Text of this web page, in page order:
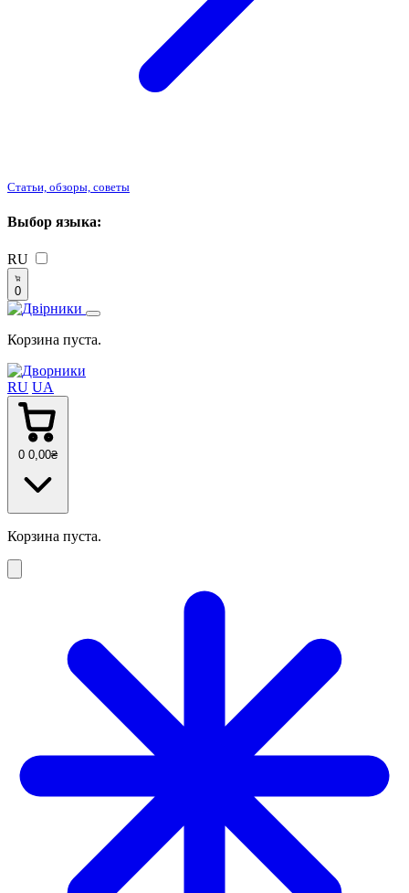
Статьи, обзоры, советы
Выбор языка:
RU
0
Корзина пуста.
RU UA
0 0,00₴
Корзина пуста.